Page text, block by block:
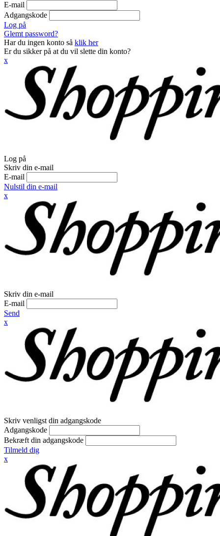
E-mail
Adgangskode
Log på
Glemt password?
Har du ingen konto så klik her
Er du sikker på at du vil slette din konto?
x
Log på
Skriv din e-mail
E-mail
Nulstil din e-mail
x
Skriv din e-mail
E-mail
Send
x
Skriv venligst din adgangskode
Adgangskode
Bekræft din adgangskode
Tilmeld dig
x